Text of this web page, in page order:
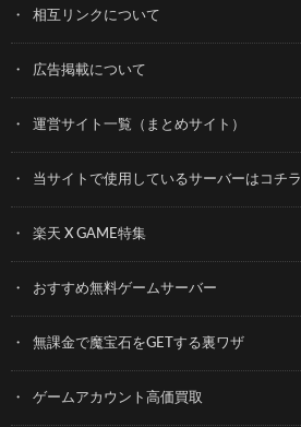
相互リンクについて
広告掲載について
運営サイト一覧（まとめサイト）
当サイトで使用しているサーバーはコチラ
楽天 X GAME特集
おすすめ無料ゲームサーバー
無課金で魔宝石をGETする裏ワザ
ゲームアカウント高価買取